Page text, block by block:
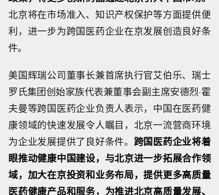
北京将在市场准入、知识产权保护等方面提供便
利，进一步为跨国医药企业在京发展创造良好条
件。
美国辉瑞公司董事长兼首席执行官艾伯乐、瑞士
罗氏集团创始家族代表兼董事会副主席安德烈·霍
夫曼等跨国医药企业负责人表示，中国在医药健
康领域的快速发展令人瞩目，北京一流营商环境
为企业发展提供了良好条件。 跨国医药企业将着
眼推动健康中国建设，与北京进一步拓展合作领
域，加大在京投资和业务布局，提供更多高质量
医药健康产品和服务，为推进北京高质量发展、